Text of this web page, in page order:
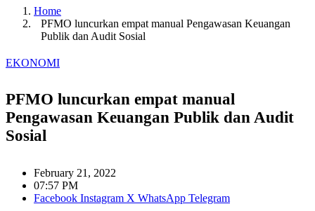
Home
PFMO luncurkan empat manual Pengawasan Keuangan
Publik dan Audit Sosial
EKONOMI
PFMO luncurkan empat manual
Pengawasan Keuangan Publik dan Audit
Sosial
February 21, 2022
07:57 PM
Facebook Instagram X WhatsApp Telegram